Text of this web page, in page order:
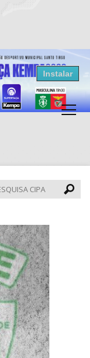
Instalar
CIPA